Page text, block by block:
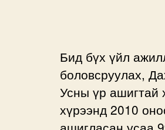
Бид бүх үйл
боловсруулах,
Усны үр ашигтай
хүрээнд 2010